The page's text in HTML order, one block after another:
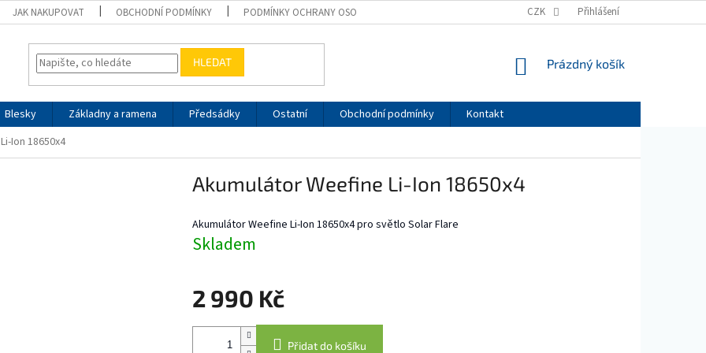
JAK NAKUPOVAT OBCHODNÍ PODMÍNKY PODMÍNKY OCHRANY OSOBNÍCH ÚDAJŮ CZK Přihlášení
HLEDAT
NÁKUPNÍ
Prázdný košík
Blesky Základny a ramena Předsádky Ostatní Obchodní podmínky
Kontakt
Ion 18650x4
Akumulátor Weefine Li-Ion 18650x4
Akumulátor Weefine Li-Ion 18650x4 pro světlo Solar Flare
Skladem
2 990 Kč
Měrná
Přidat do košíku